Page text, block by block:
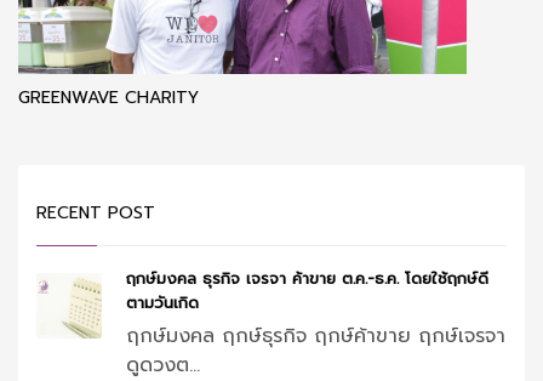
GREENWAVE CHARITY
RECENT POST
ฤกษ์มงคล ธุรกิจ เจรจา ค้าขาย ต.ค.-ธ.ค. โดยใช้ฤกษ์ดี
ตามวันเกิด
ฤกษ์มงคล ฤกษ์ธุรกิจ ฤกษ์ค้าขาย ฤกษ์เจรจา
ดูดวงต...